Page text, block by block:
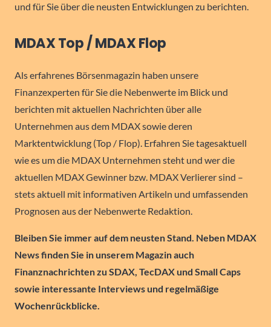
und für Sie über die neusten Entwicklungen zu berichten.
MDAX Top / MDAX Flop
Als erfahrenes Börsenmagazin haben unsere
Finanzexperten für Sie die Nebenwerte im Blick und
berichten mit aktuellen Nachrichten über alle
Unternehmen aus dem MDAX sowie deren
Marktentwicklung (Top / Flop). Erfahren Sie tagesaktuell
wie es um die MDAX Unternehmen steht und wer die
aktuellen MDAX Gewinner bzw. MDAX Verlierer sind –
stets aktuell mit informativen Artikeln und umfassenden
Prognosen aus der Nebenwerte Redaktion.
Bleiben Sie immer auf dem neusten Stand. Neben MDAX
News finden Sie in unserem Magazin auch
Finanznachrichten zu SDAX, TecDAX und Small Caps
sowie interessante Interviews und regelmäßige
Wochenrückblicke.